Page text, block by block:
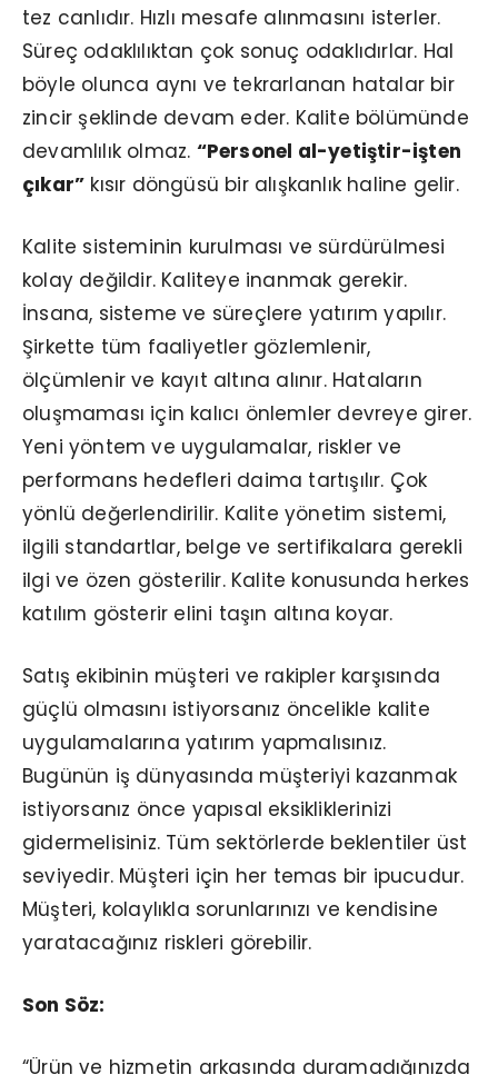
tez canlıdır. Hızlı mesafe alınmasını isterler.
Süreç odaklılıktan çok sonuç odaklıdırlar. Hal
böyle olunca aynı ve tekrarlanan hatalar bir
zincir şeklinde devam eder. Kalite bölümünde
devamlılık olmaz. “Personel al-yetiştir-işten
çıkar” kısır döngüsü bir alışkanlık haline gelir.
Kalite sisteminin kurulması ve sürdürülmesi
kolay değildir. Kaliteye inanmak gerekir.
İnsana, sisteme ve süreçlere yatırım yapılır.
Şirkette tüm faaliyetler gözlemlenir,
ölçümlenir ve kayıt altına alınır. Hataların
oluşmaması için kalıcı önlemler devreye girer.
Yeni yöntem ve uygulamalar, riskler ve
performans hedefleri daima tartışılır. Çok
yönlü değerlendirilir. Kalite yönetim sistemi,
ilgili standartlar, belge ve sertifikalara gerekli
ilgi ve özen gösterilir. Kalite konusunda herkes
katılım gösterir elini taşın altına koyar.
Satış ekibinin müşteri ve rakipler karşısında
güçlü olmasını istiyorsanız öncelikle kalite
uygulamalarına yatırım yapmalısınız.
Bugünün iş dünyasında müşteriyi kazanmak
istiyorsanız önce yapısal eksikliklerinizi
gidermelisiniz. Tüm sektörlerde beklentiler üst
seviyedir. Müşteri için her temas bir ipucudur.
Müşteri, kolaylıkla sorunlarınızı ve kendisine
yaratacağınız riskleri görebilir.
Son Söz:
“Ürün ve hizmetin arkasında duramadığınızda